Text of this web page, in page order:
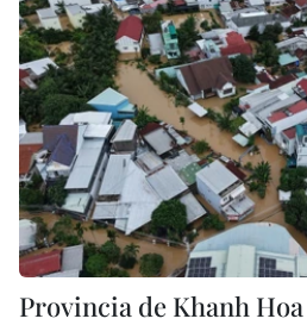
Provincia de Khanh